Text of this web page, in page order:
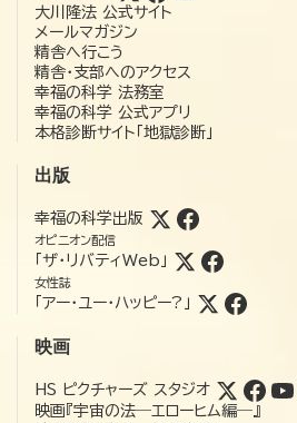
大川隆法 公式サイト
メールマガジン
精舎へ行こう
精舎・支部へのアクセス
幸福の科学 法務室
幸福の科学 公式アプリ
本格診断サイト「地獄診断」
出版
幸福の科学出版
オピニオン配信
「ザ・リバティWeb」
女性誌
「アー・ユー・ハッピー?」
映画
HS ピクチャーズ スタジオ
映画『宇宙の法―エローヒム編―』